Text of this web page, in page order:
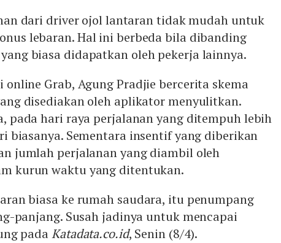
dari driver ojol lantaran tidak mudah untuk
lebaran. Hal ini berbeda bila dibanding
biasa didapatkan oleh pekerja lainnya.
online Grab, Agung Pradjie bercerita skema
disediakan oleh aplikator menyulitkan.
pada hari raya perjalanan yang ditempuh lebih
biasanya. Sementara insentif yang diberikan
jumlah perjalanan yang diambil oleh
kurun waktu yang ditentukan.
biasa ke rumah saudara, itu penumpang
panjang. Susah jadinya untuk mencapai
padaKatadata.co.id, Senin (8/4).